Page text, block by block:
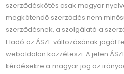
szerződéskötés csak magyar
megkötendő szerződés nem
szerződésnek, a szolgálató a
Eladó az ÁSZF változásának jogát
weboldalon közzéteszi. A jelen
kérdésekre a magyar jog az